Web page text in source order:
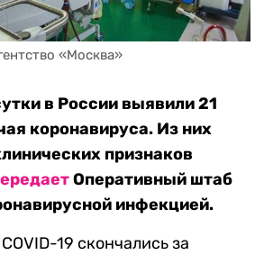
«Москва»
в России выявили 21
коронавируса. Из них
признаков
Оперативный штаб
инфекцией.
19 скончались за